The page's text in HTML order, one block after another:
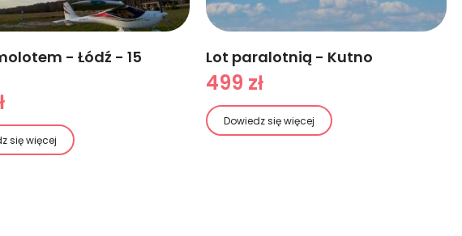
- Łódź - 15
się więcej
Lot paralotnią - Kutno
499 zł
Dowiedz się więcej